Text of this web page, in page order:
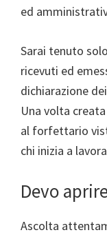
ed
Sarai tenuto
ricevuti ed
dichiarazione
Una volta
al forfettario
chi inizia a
Devo
Ascolta